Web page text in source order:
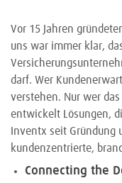
Vor 15 Jahren
uns war immer klar,
darf. Wer
verstehen. Nur wer
entwickelt Lösungen,
Inventx seit Gründung
kundenzentrierte,
Connecting the